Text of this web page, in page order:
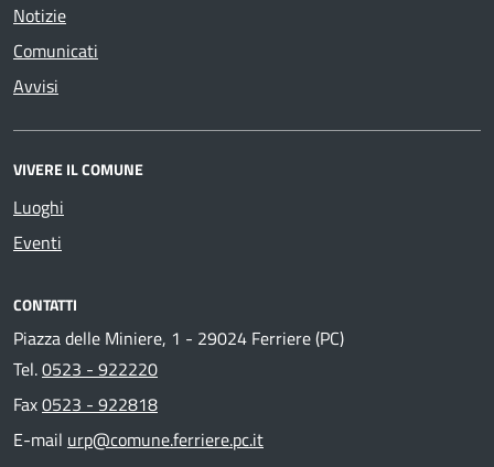
Notizie
Comunicati
Avvisi
VIVERE IL COMUNE
Luoghi
Eventi
CONTATTI
Piazza delle Miniere, 1 - 29024 Ferriere (PC)
Tel.0523 - 922220
Fax0523 - 922818
E-mail urp@comune.ferriere.pc.it